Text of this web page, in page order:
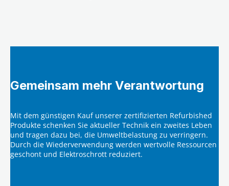
Gemeinsam mehr Verantwortung
Mit dem günstigen Kauf unserer zertifizierten Refurbished
Produkte schenken Sie aktueller Technik ein zweites Leben
und tragen dazu bei, die Umweltbelastung zu verringern.
Durch die Wiederverwendung werden wertvolle Ressourcen
geschont und Elektroschrott reduziert.